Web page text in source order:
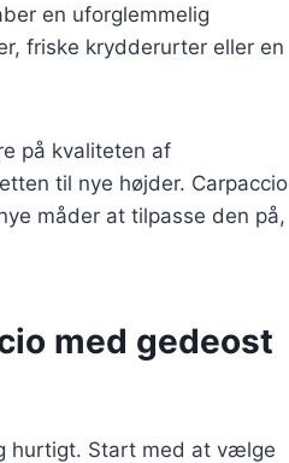
en uforglemmelig
friske krydderurter eller en
på kvaliteten af
til nye højder. Carpaccio
måder at tilpasse den på,
med gedeost
hurtigt. Start med at vælge